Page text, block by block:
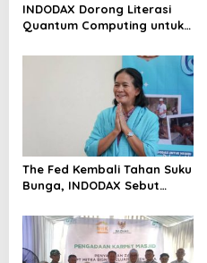
INDODAX Dorong Literasi
Quantum Computing untuk
Blockchain
The Fed Kembali Tahan Suku
Bunga, INDODAX Sebut
Sentimen Pasar